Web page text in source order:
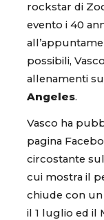
rockstar di
evento i 40
possibili,
allenamenti
Angeles.
Vasco ha
pagina
circostante
cui mostra il
chiude con un
il 1 luglio ed il